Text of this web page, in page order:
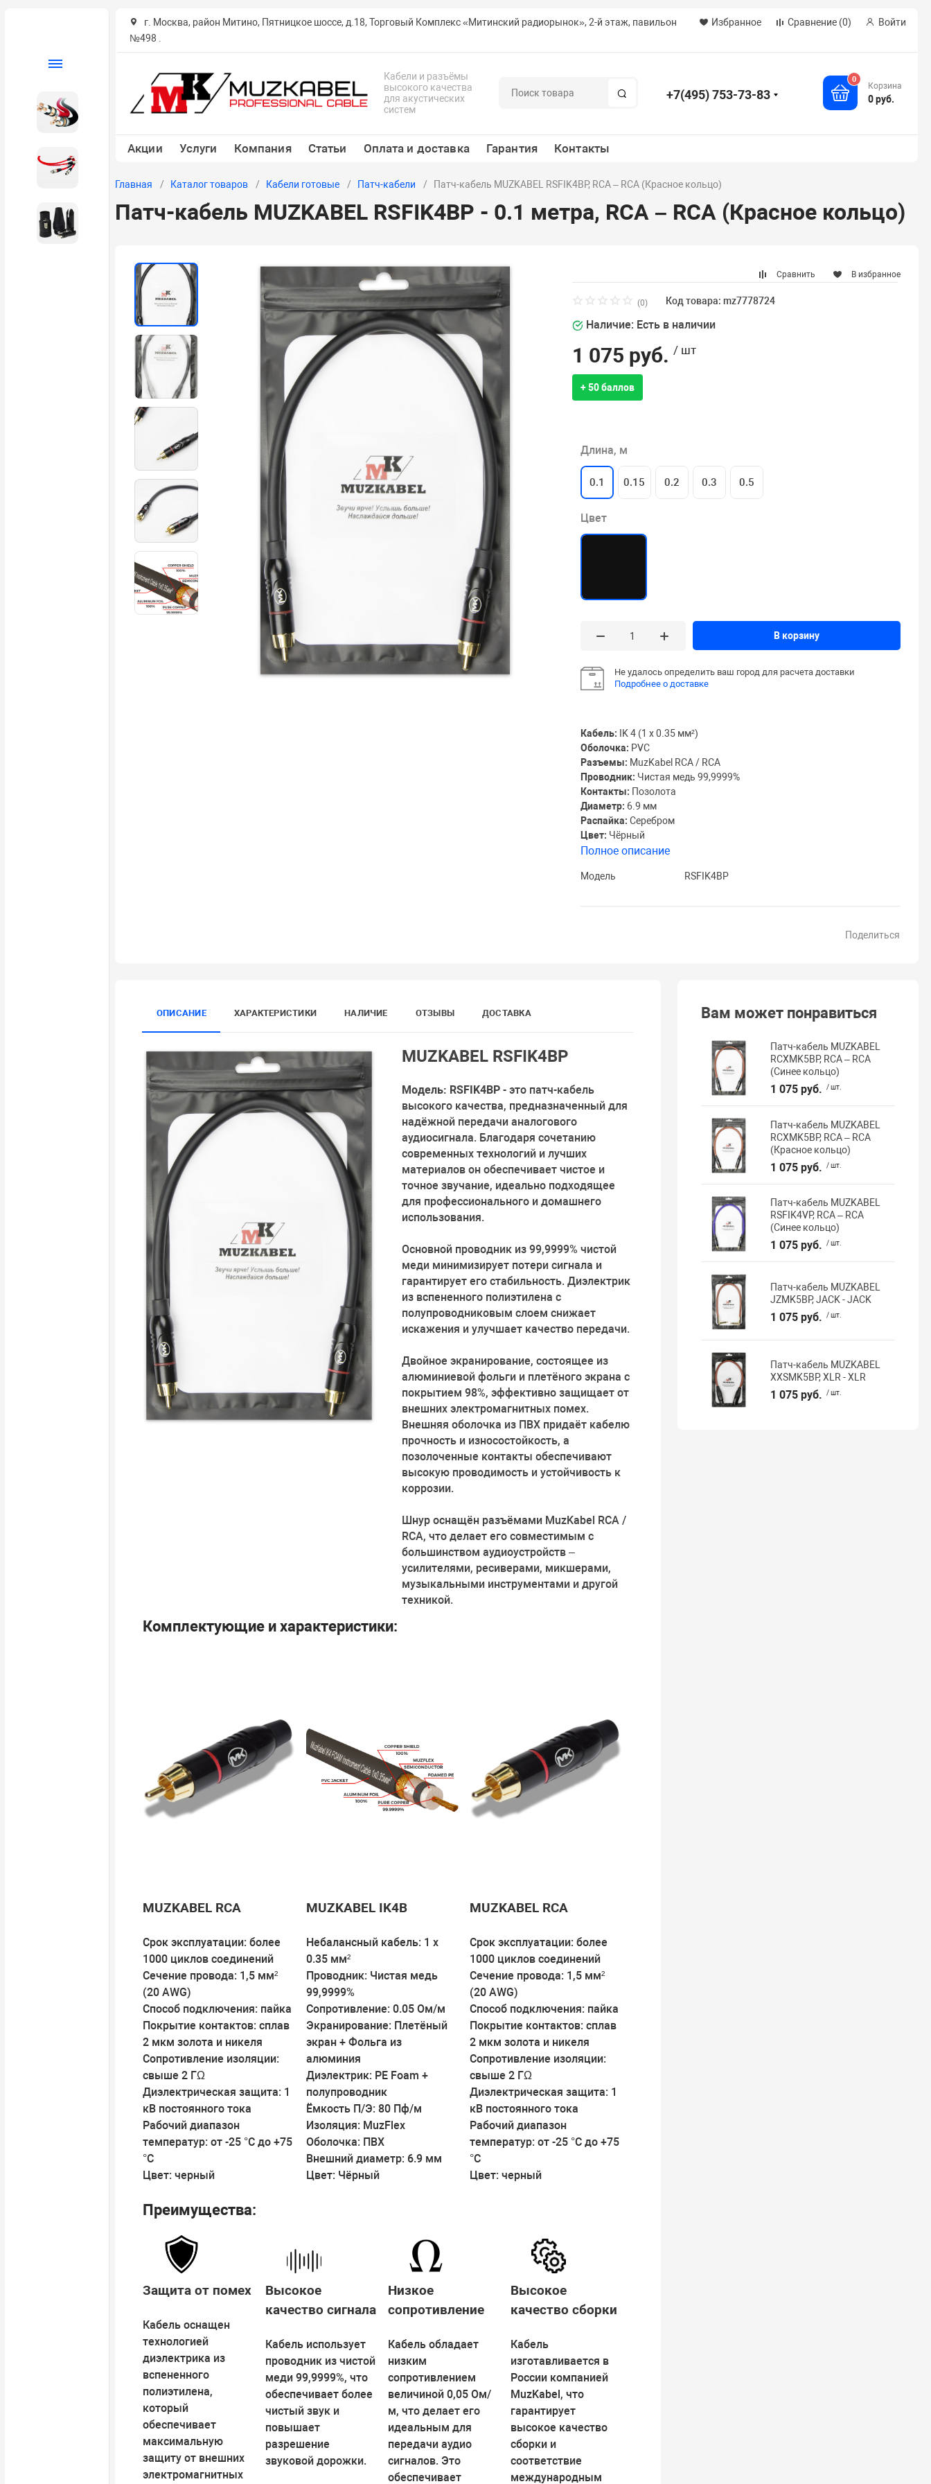
г. Москва, район Митино, Пятницкое шоссе, д.18, Торговый Комплекс «Митинский радиорынок», 2-й этаж, павильон
№498 .
Избранное Сравнение (0) Войти
Кабели и разъёмы
высокого качества
для акустических
систем
+7(495) 753-73-83
0
Корзина
0 руб.
Акции Услуги Компания Статьи Оплата и доставка Гарантия Контакты
Кабель в бухтах
Разъемы
Главная Каталог товаров Кабели готовые Патч-кабели Патч-кабель MUZKABEL RSFIK4BP, RCA – RCA (Красное кольцо)
Патч-кабель MUZKABEL RSFIK4BP - 0.1 метра, RCA – RCA (Красное кольцо)
Сравнить В избранное
(0) Код товара: mz7778724
Наличие: Есть в наличии
1 075 руб. / шт
+ 50 баллов
Длина, м
0.1 0.15 0.2 0.3 0.5
Цвет
В корзину
Не удалось определить ваш город для расчета доставки
Подробнее о доставке
Кабель: IK 4 (1 х 0.35 мм²)
Оболочка: PVC
Разъемы: MuzKabel RCA / RCA
Проводник: Чистая медь 99,9999%
Контакты: Позолота
Диаметр: 6.9 мм
Распайка: Серебром
Цвет: Чёрный
Полное описание
Модель RSFIK4BP
Поделиться
ОПИСАНИЕ ХАРАКТЕРИСТИКИ НАЛИЧИЕ ОТЗЫВЫ ДОСТАВКА
MUZKABEL RSFIK4BP
Модель: RSFIK4BP - это патч-кабель
высокого качества, предназначенный для
надёжной передачи аналогового
аудиосигнала. Благодаря сочетанию
современных технологий и лучших
материалов он обеспечивает чистое и
точное звучание, идеально подходящее
для профессионального и домашнего
использования.
Основной проводник из 99,9999% чистой
меди минимизирует потери сигнала и
гарантирует его стабильность. Диэлектрик
из вспененного полиэтилена с
полупроводниковым слоем снижает
искажения и улучшает качество передачи.
Двойное экранирование, состоящее из
алюминиевой фольги и плетёного экрана с
покрытием 98%, эффективно защищает от
внешних электромагнитных помех.
Внешняя оболочка из ПВХ придаёт кабелю
прочность и износостойкость, а
позолоченные контакты обеспечивают
высокую проводимость и устойчивость к
коррозии.
Шнур оснащён разъёмами MuzKabel RCA /
RCA, что делает его совместимым с
большинством аудиоустройств –
усилителями, ресиверами, микшерами,
музыкальными инструментами и другой
техникой.
Комплектующие и характеристики:
MUZKABEL RCA
Срок эксплуатации: более
1000 циклов соединений
Сечение провода: 1,5 мм²
(20 AWG)
Способ подключения: пайка
Покрытие контактов: сплав
2 мкм золота и никеля
Сопротивление изоляции:
свыше 2 ГΩ
Диэлектрическая защита: 1
кВ постоянного тока
Рабочий диапазон
температур: от -25 °C до +75
°C
Цвет: черный
MUZKABEL IK4B
Небалансный кабель: 1 х
0.35 мм²
Проводник: Чистая медь
99,9999%
Сопротивление: 0.05 Ом/м
Экранирование: Плетёный
экран + Фольга из
алюминия
Диэлектрик: PE Foam +
полупроводник
Ёмкость П/Э: 80 Пф/м
Изоляция: MuzFlex
Оболочка: ПВХ
Внешний диаметр: 6.9 мм
Цвет: Чёрный
MUZKABEL RCA
Срок эксплуатации: более
1000 циклов соединений
Сечение провода: 1,5 мм²
(20 AWG)
Способ подключения: пайка
Покрытие контактов: сплав
2 мкм золота и никеля
Сопротивление изоляции:
свыше 2 ГΩ
Диэлектрическая защита: 1
кВ постоянного тока
Рабочий диапазон
температур: от -25 °C до +75
°C
Цвет: черный
Преимущества:
Защита от помех
Кабель оснащен
технологией
диэлектрика из
вспененного
полиэтилена,
который
обеспечивает
максимальную
защиту от внешних
электромагнитных
Высокое
качество сигнала
Кабель использует
проводник из чистой
меди 99,9999%, что
обеспечивает более
чистый звук и
повышает
разрешение
звуковой дорожки.
Низкое
сопротивление
Кабель обладает
низким
сопротивлением
величиной 0,05 Ом/
м, что делает его
идеальным для
передачи аудио
сигналов. Это
обеспечивает
Высокое
качество сборки
Кабель
изготавливается в
России компанией
MuzKabel, что
гарантирует
высокое качество
сборки и
соответствие
международным
Вам может понравиться
Патч-кабель MUZKABEL
RCXMK5BP, RCA – RCA
(Синее кольцо)
1 075 руб. / шт.
Патч-кабель MUZKABEL
RCXMK5BP, RCA – RCA
(Красное кольцо)
1 075 руб. / шт.
Патч-кабель MUZKABEL
RSFIK4VP, RCA – RCA
(Синее кольцо)
1 075 руб. / шт.
Патч-кабель MUZKABEL
JZMK5BP, JACK - JACK
1 075 руб. / шт.
Патч-кабель MUZKABEL
XXSMK5BP, XLR - XLR
1 075 руб. / шт.